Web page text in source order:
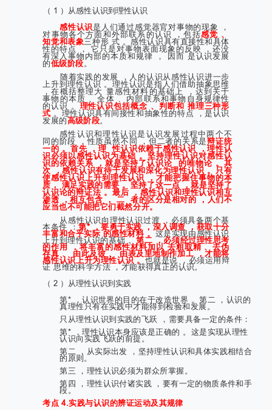
（ 1 ）从感性认识到理性认识
感性认识是人们通过感觉器官对事物的现象 ，
对事物各个方面和外部联系的认识 ，包括感觉 、
知觉和表象三种形 式 。感性认识具有直接性和具体
性的特点 ， 它只是对事物表面现象的反映 ，还没
有深入事物内部的本质和规律 ， 因而 是认识发展
的低级阶段。
随着实践的发展 ，人的认识从感性认识进一步
上升到理性认识 。理性认识是指人们借助抽象思维
，在概括整理大 量感性材料的基础上 ，达到关于
事物的本质 、全体 、内部联系和事物自身规律性
的认识 。理性认识包括概念 、判断和 推理三种形
式。理性认识具有间接性和抽象性的特点 ，是认识
发展的高级阶段。
感性认识和理性认识是认识发展过程中两个不
同的阶段 ，性质虽然不同 ，但二者的关系是辩证统
一的 。首先 ，理 性认识依赖于感性认识 ，理性认
识必须以感性认识为基础 。坚持理性认识对感性认
识的依赖关系 ，就是坚持了认识论 的唯物论 。其
次 ，感性认识有待于发展和深化为理性认识 。只有
使感性认识上升到理性认识 ，才能把握住事物的本
质， 满足实践的需要 。坚持了这一点 ，就是坚持了
认识论的辩证法 。最后 ，感性认识和理性认识相互
渗透 ，相互包含 ， 二 者的区分是相对的 ，人们不
应当也不可能把它们截然分开。
从感性认识向理性认识过渡 ，必须具备两个基
本条件 ：第* ，要勇于实践 ，深入调查 ，获取十分
丰富和合乎实际 的感性材料 。这是实现由感性认识
上升到理性认识的基础 。第二 ，必须经过理性思考
的作用 ，将丰富的感性材料加以 去粗取精 、去伪
存真 、 由此及彼 、 由表及里地制作加工 ，才能将
感性认识上升为理性认识 。也就是说 ，必须运用辩
证 思维的科学方法 ，才能获得真正的认识。
（ 2 ）从理性认识到实践
第* ，认识世界的目的在于改造世界 。第二 ，认识的
真理性只有在实践中才能得到检验和发展。
只从理性认识到实践的飞跃 ，需要具备一定的条件：
第* ，理性认识本身应该是正确的 。这是实现从理性
认识向实践飞跃的前提。
第二 ，从实际出发 ，坚持理性认识和具体实践相结合
的原则。
第三 ，理性认识必须为群众所掌握。
第四 ，理性认识付诸实践 ，要有一定的物质条件和手
段。
考点 4.实践与认识的辨证运动及其规律